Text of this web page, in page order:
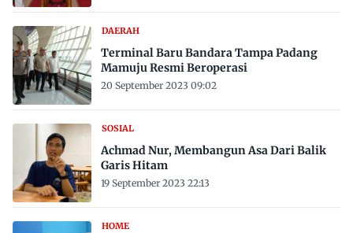
DAERAH
Terminal Baru Bandara Tampa Padang
Mamuju Resmi Beroperasi
20 September 2023 09:02
SOSIAL
Achmad Nur, Membangun Asa Dari Balik
Garis Hitam
19 September 2023 22:13
HOME